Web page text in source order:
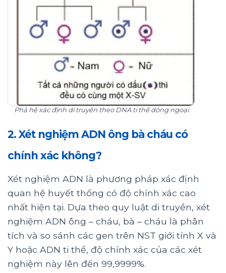
Phả hệ xác định di truyền theo DNA ti thể dòng ngoại
2. Xét nghiệm ADN ông bà cháu có
chính xác không?
Xét nghiệm ADN là phương pháp xác định
quan hệ huyết thống có độ chính xác cao
nhất hiện tại. Dựa theo quy luật di truyền, xét
nghiệm ADN ông – cháu, bà – cháu là phân
tích và so sánh các gen trên NST giới tính X và
Y hoặc ADN ti thể, độ chính xác của các xét
nghiệm này lên đến 99,9999%.